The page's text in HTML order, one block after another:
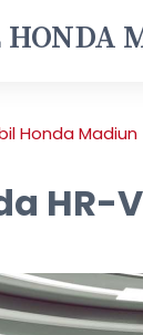
HONDA
Honda Madiun
HR-